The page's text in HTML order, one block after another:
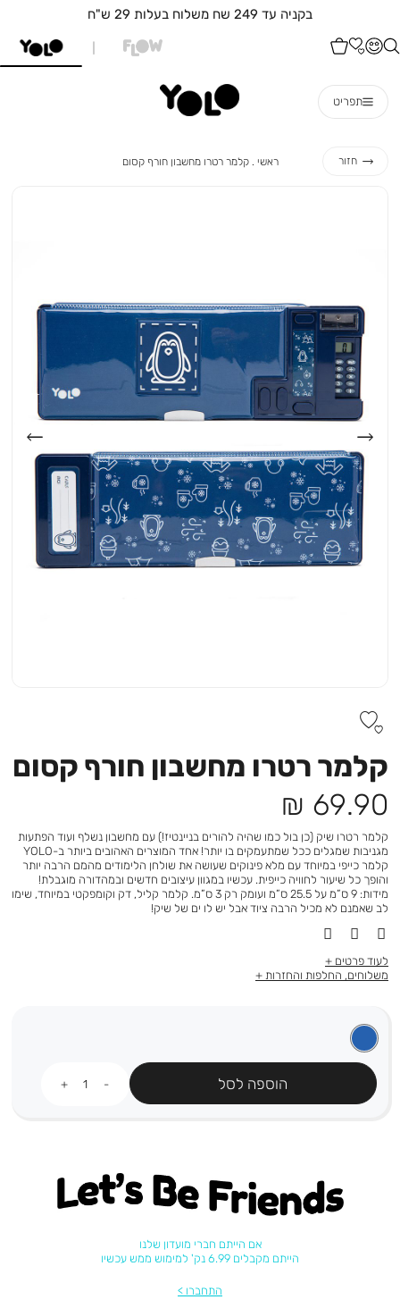
בקניה עד 249 שח משלוח בעלות 29 ש"ח
תפריט
חזור ראשי ראשי
קלמר רטרו מחשבון חורף קסום
קלמר רטרו מחשבון חורף קסום
מחיר
מוצר
69.90 ₪
קלמר רטרו שיק (כן בול כמו שהיה להורים בניינטיז!) עם מחשבון נשלף ועוד הפתעות
מגניבות שמגלים ככל שמתעמקים בו יותר! אחד המוצרים האהובים ביותר ב-YOLO
קלמר כייפי במיוחד עם מלא פינוקים שעושה את שולחן הלימודים מהמם הרבה יותר
והופך כל שיעור לחוויה כייפית. עכשיו במגוון עיצובים חדשים ובמהדורה מוגבלת!
מידות: 9 ס”מ על 25.5 ס”מ ועומק רק 3 ס”מ. קלמר קליל, דק וקומפקטי במיוחד, שימו
לב שאמנם לא מכיל הרבה ציוד אבל יש לו ים של שיק!
לעוד פרטים
משלוחים, החלפות והחזרות
הוספה לסל
Let's be friends
אם הייתם חברי מועדון שלנו
הייתם מקבלים 6.99 נק' למימוש ממש עכשיו
התחברו